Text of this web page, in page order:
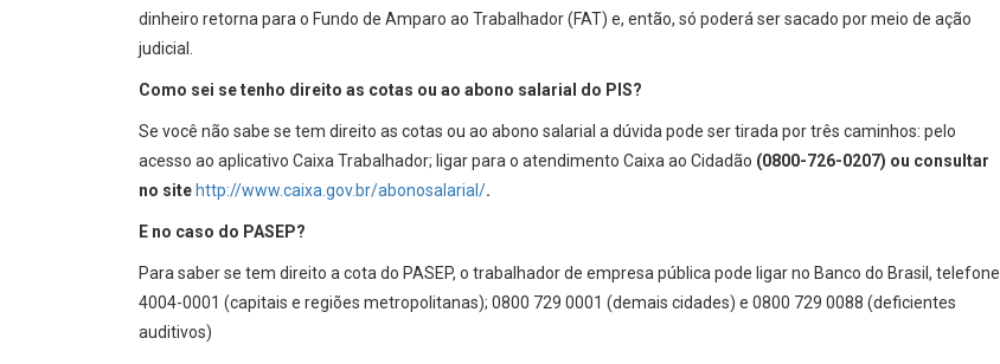
dinheiro retorna para o Fundo de Amparo ao Trabalhador (FAT) e, então, só poderá ser sacado por meio de ação
judicial.
Como sei se tenho direito as cotas ou ao abono salarial do PIS?
Se você não sabe se tem direito as cotas ou ao abono salarial a dúvida pode ser tirada por três caminhos: pelo
acesso ao aplicativo Caixa Trabalhador; ligar para o atendimento Caixa ao Cidadão (0800-726-0207) ou consultar
no site http://www.caixa.gov.br/abonosalarial/.
E no caso do PASEP?
Para saber se tem direito a cota do PASEP, o trabalhador de empresa pública pode ligar no Banco do Brasil, telefone
4004-0001 (capitais e regiões metropolitanas); 0800 729 0001 (demais cidades) e 0800 729 0088 (deficientes
auditivos)